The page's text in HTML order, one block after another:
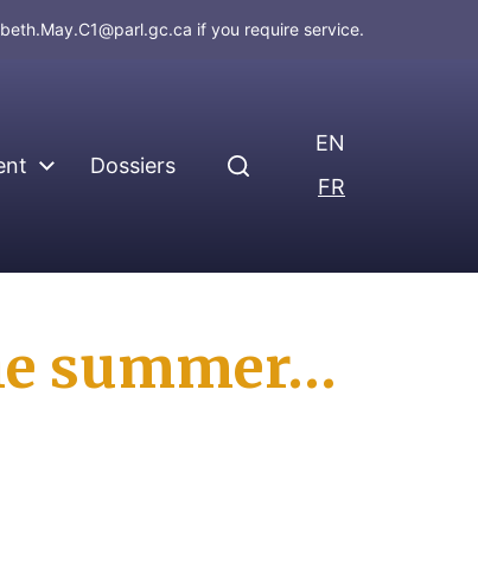
if you require service.
Dossiers
EN
FR
summer…